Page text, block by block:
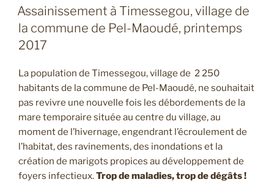
3
février
contre
hydriques » »
LE
Assainissement à Timessegou, village de
la commune de Pel-Maoudé, printemps
2017
La population de Timessegou, village de 2 250
habitants de la commune de Pel-Maoudé, ne souhaitait
pas revivre une nouvelle fois les débordements de la
mare temporaire située au centre du village, au
moment de l’hivernage, engendrant l’écroulement de
l’habitat, des ravinements, des inondations et la
création de marigots propices au développement de
foyers infectieux.Trop de maladies, trop de dégâts !